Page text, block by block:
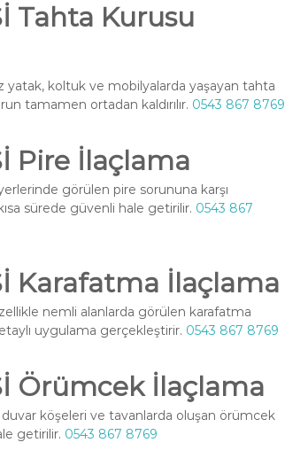
Tahta Kurusu
yatak, koltuk ve mobilyalarda yaşayan tahta
tamamen ortadan kaldırılır. 0543 867 8769
Pire İlaçlama
görülen pire sorununa karşı
sürede güvenli hale getirilir. 0543 867
Karafatma İlaçlama
nemli alanlarda görülen karafatma
uygulama gerçekleştirir. 0543 867 8769
Örümcek İlaçlama
köşeleri ve tavanlarda oluşan örümcek
getirilir. 0543 867 8769